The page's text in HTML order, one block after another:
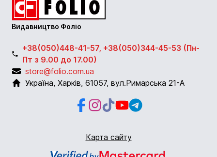
Видавництво Фоліо
+38(050)448-41-57, +38(050)344-45-53 (Пн-
Пт з 9.00 до 17.00)
store@folio.com.ua
Україна, Харків, 61057, вул.Римарська 21-А
Facebook
Instagram
Instagram
YoutubeTelegram
Карта сайту